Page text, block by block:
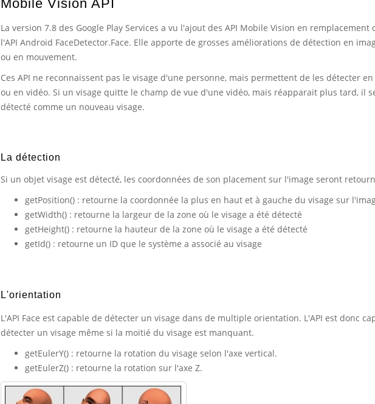
Mobile Vision API
La version 7.8 des Google Play Services a vu l'ajout des API Mobile Vision en remplacement
l'API Android FaceDetector.Face. Elle apporte de grosses améliorations de détection en
ou en mouvement.
Ces API ne reconnaissent pas le visage d'une personne, mais permettent de les détecter en
ou en vidéo. Si un visage quitte le champ de vue d'une vidéo, mais réapparait plus tard, il
détecté comme un nouveau visage.
La détection
Si un objet visage est détecté, les coordonnées de son placement sur l'image seront
getPosition() : retourne la coordonnée la plus en haut et à gauche du visage sur
getWidth() : retourne la largeur de la zone où le visage a été détecté
getHeight() : retourne la hauteur de la zone où le visage a été détecté
getId() : retourne un ID que le système a associé au visage
L'orientation
L'API Face est capable de détecter un visage dans de multiple orientation. L'API est donc
détecter un visage même si la moitié du visage est manquant.
getEulerY() : retourne la rotation du visage selon l'axe vertical.
getEulerZ() : retourne la rotation sur l'axe Z.